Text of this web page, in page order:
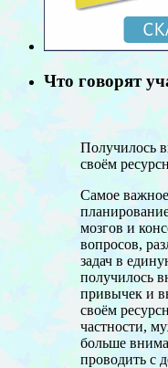
Что говорят
Получилось
своём
Самое
мозгов и
вопросов,
задач в
получилось
привычек и
своём
частности,
больше
проводить с